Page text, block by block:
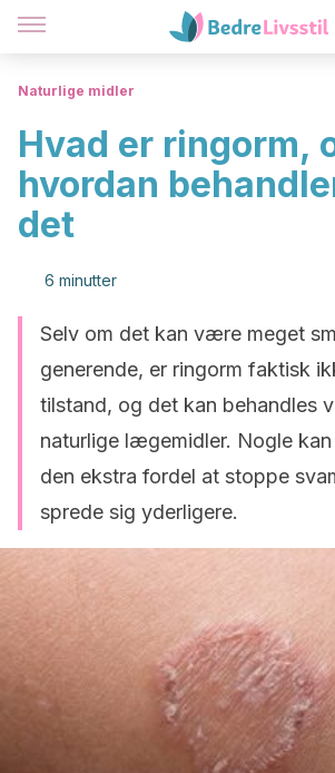
Naturlige midler
Hvad er ringorm,
hvordan
det
6 minutter
Selv om det kan være meget
generende, er ringorm faktisk
tilstand, og det kan behandles
naturlige lægemidler. Nogle
den ekstra fordel at stoppe
sprede sig yderligere.